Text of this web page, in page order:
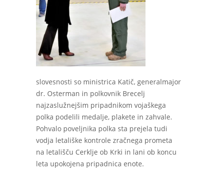
slovesnosti so ministrica Katič, generalmajor
dr. Osterman in polkovnik Brecelj
najzaslužnejšim pripadnikom vojaškega
polka podelili medalje, plakete in zahvale.
Pohvalo poveljnika polka sta prejela tudi
vodja letališke kontrole zračnega prometa
na letališču Cerklje ob Krki in lani ob koncu
leta upokojena pripadnica enote.